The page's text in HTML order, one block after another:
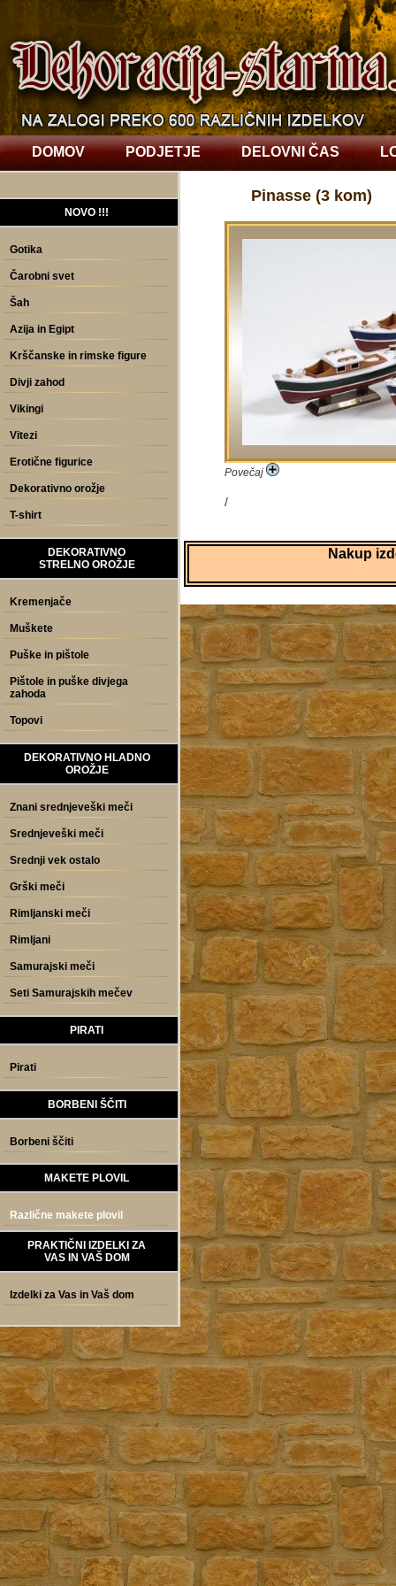
DOMOV PODJETJE DELOVNI ČAS
Nakup
Pinasse (3 kom)
Povečaj
/
NOVO !!!
Gotika
Čarobni svet
Šah
Azija in Egipt
Krščanske in rimske figure
Divji zahod
Vikingi
Vitezi
Erotične figurice
Dekorativno orožje
T-shirt
DEKORATIVNO
STRELNO OROŽJE
Kremenjače
Muškete
Puške in pištole
Pištole in puške divjega
zahoda
Topovi
DEKORATIVNO HLADNO
OROŽJE
Znani srednjeveški meči
Srednjeveški meči
Srednji vek ostalo
Grški meči
Rimljanski meči
Rimljani
Samurajski meči
Seti Samurajskih mečev
PIRATI
Pirati
BORBENI ŠČITI
Borbeni ščiti
MAKETE PLOVIL
Različne makete plovil
PRAKTIČNI IZDELKI ZA
VAS IN VAŠ DOM
Izdelki za Vas in Vaš dom